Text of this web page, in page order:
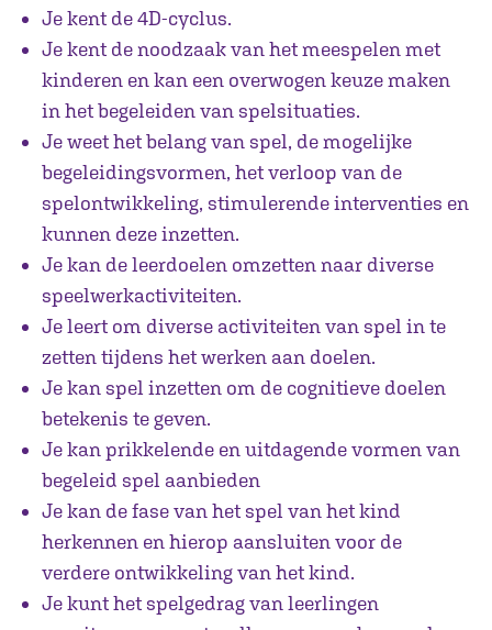
Je kent de 4D-cyclus.
Je kent de noodzaak van het meespelen met
kinderen en kan een overwogen keuze maken
in het begeleiden van spelsituaties.
Je weet het belang van spel, de mogelijke
begeleidingsvormen, het verloop van de
spelontwikkeling, stimulerende interventies en
kunnen deze inzetten.
Je kan de leerdoelen omzetten naar diverse
speelwerkactiviteiten.
Je leert om diverse activiteiten van spel in te
zetten tijdens het werken aan doelen.
Je kan spel inzetten om de cognitieve doelen
betekenis te geven.
Je kan prikkelende en uitdagende vormen van
begeleid spel aanbieden
Je kan de fase van het spel van het kind
herkennen en hierop aansluiten voor de
verdere ontwikkeling van het kind.
Je kunt het spelgedrag van leerlingen